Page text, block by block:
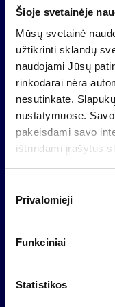
Šioje svetainėje
Mūsų svetainė
užtikrinti sklandų
naudojami Jūsų
rinkodarai nėra
nesutinkate.
nustatymuose.
pakeisdami savo
ištrindami įrašytus
Privalomieji
Funkciniai
Statistikos
Dydis – 165
Fondas
ir tokiuose
Lenkija,
Fondo
Europos
Tikslinės
investicijos į
(esant
daugumos
bendrovės,
konkurencijos